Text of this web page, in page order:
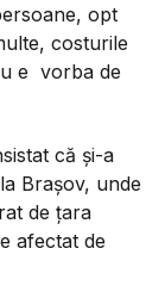
opt
costurile
e vorba de
că și-a
Brașov, unde
de țara
afectat de